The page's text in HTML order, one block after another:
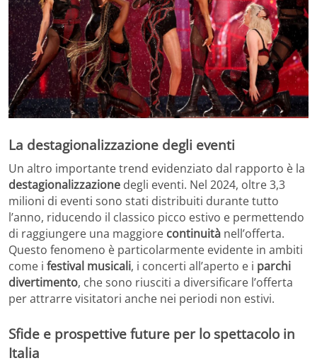
La destagionalizzazione degli eventi
Un altro importante trend evidenziato dal rapporto è la
destagionalizzazione degli eventi. Nel 2024, oltre 3,3
milioni di eventi sono stati distribuiti durante tutto
l’anno, riducendo il classico picco estivo e permettendo
di raggiungere una maggiore continuità nell’offerta.
Questo fenomeno è particolarmente evidente in ambiti
come i festival musicali, i concerti all’aperto e i parchi
divertimento, che sono riusciti a diversificare l’offerta
per attrarre visitatori anche nei periodi non estivi.
Sfide e prospettive future per lo spettacolo in
Italia